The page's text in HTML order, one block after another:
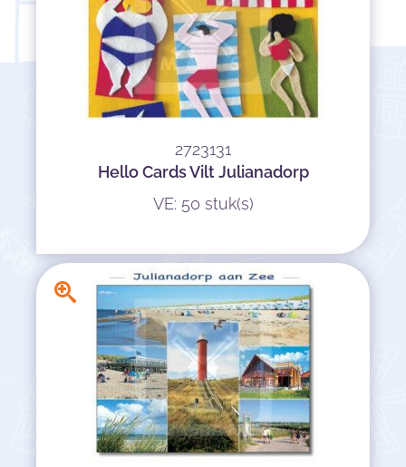
2723131
Hello Cards Vilt Julianadorp
VE: 50 stuk(s)